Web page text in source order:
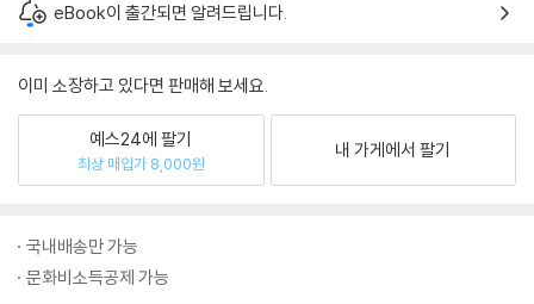
eBook이 출간되면 알려드립니다.
이미 소장하고 있다면 판매해 보세요.
예스24에 팔기
최상 매입가 8,000원
내 가게에서 팔기
국내배송만 가능
문화비소득공제 가능